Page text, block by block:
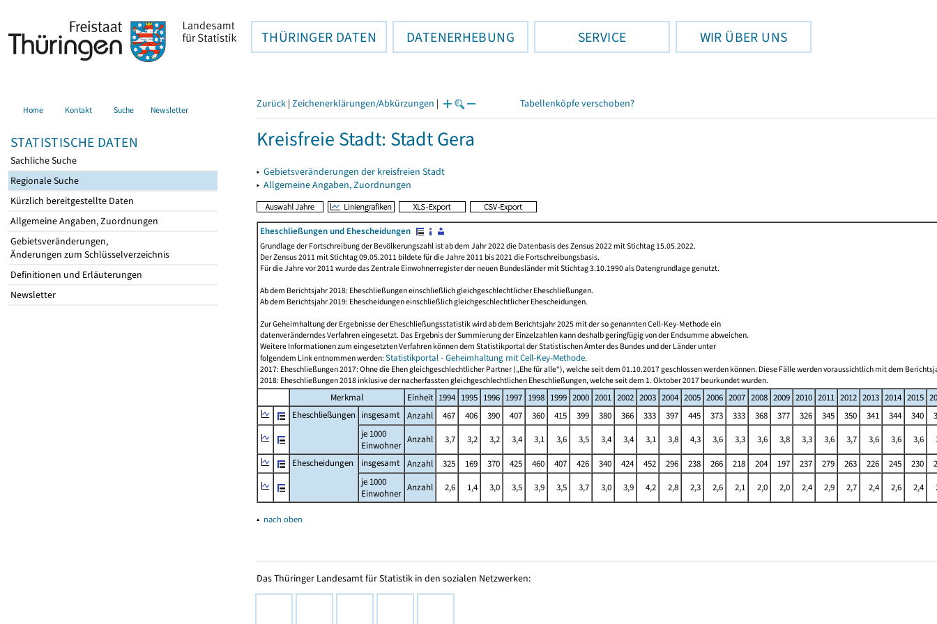
THÜRINGER DATEN DATENERHEBUNG SERVICE WIR ÜBER UNS
Home Kontakt Suche Newsletter
STATISTISCHE DATEN
Sachliche Suche
Regionale Suche
Kürzlich bereitgestellte Daten
Allgemeine Angaben, Zuordnungen
Gebietsveränderungen,
Änderungen zum Schlüsselverzeichnis
Definitionen und Erläuterungen
Newsletter
Zurück | Zeichenerklärungen/Abkürzungen | Tabellenköpfe verschoben?
Kreisfreie Stadt: Stadt Gera
▸ Gebietsveränderungen der kreisfreien Stadt
▸ Allgemeine Angaben, Zuordnungen
Eheschließungen und Ehescheidungen
Grundlage der Fortschreibung der Bevölkerungszahl ist ab dem Jahr 2022 die Datenbasis des Zensus 2022 mit Stichtag 15.05.2022.
Der Zensus 2011 mit Stichtag 09.05.2011 bildete für die Jahre 2011 bis 2021 die Fortschreibungsbasis.
Für die Jahre vor 2011 wurde das Zentrale Einwohnerregister der neuen Bundesländer mit Stichtag 3.10.1990 als Datengrundlage genutzt.
Ab dem Berichtsjahr 2018: Eheschließungen einschließlich gleichgeschlechtlicher Eheschließungen.
Ab dem Berichtsjahr 2019: Ehescheidungen einschließlich gleichgeschlechtlicher Ehescheidungen.
Zur Geheimhaltung der Ergebnisse der Eheschließungsstatistik wird ab dem Berichtsjahr 2025 mit der so genannten Cell-Key-Methode ein
datenveränderndes Verfahren eingesetzt. Das Ergebnis der Summierung der Einzelzahlen kann deshalb geringfügig von der Endsumme abweichen.
Weitere Informationen zum eingesetzten Verfahren können dem Statistikportal der Statistischen Ämter des Bundes und der Länder unter
folgendem Link entnommen werden:Statistikportal - Geheimhaltung mit Cell-Key-Methode.
2017: Eheschließungen 2017: Ohne die Ehen gleichgeschlechtlicher Partner („Ehe für alle“), welche seit dem 01.10.2017 geschlossen werden können. Diese Fälle werden voraussichtlich mit dem
2018: Eheschließungen 2018 inklusive der nacherfassten gleichgeschlechtlichen Eheschließungen, welche seit dem 1. Oktober 2017 beurkundet wurden.
Merkmal Einheit 1994 1995 1996 1997 1998 1999 2000 2001 2002 2003 2004 2005 2006 2007 2008 2009 2010 2011 2012 2013 2014 2015
Eheschließungen insgesamt Anzahl 467 406 390 407 360 415 399 380 366 333 397 445 373 333 368 377 326 345 350 341 344 340
je 1000
Einwohner
Anzahl 3,7 3,2 3,2 3,4 3,1 3,6 3,5 3,4 3,4 3,1 3,8 4,3 3,6 3,3 3,6 3,8 3,3 3,6 3,7 3,6 3,6 3,6
Ehescheidungen
insgesamt Anzahl 325 169 370 425 460 407 426 340 424 452 296 238 266 218 204 197 237 279 263 226 245 230
je 1000
Einwohner
Anzahl 2,6 1,4 3,0 3,5 3,9 3,5 3,7 3,0 3,9 4,2 2,8 2,3 2,6 2,1 2,0 2,0 2,4 2,9 2,7 2,4 2,6 2,4
▴ nach oben
Das Thüringer Landesamt für Statistik in den sozialen Netzwerken: